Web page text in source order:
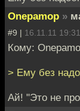
Onepamop »
#9 | 16.11.11 19:31
Кому:
> Ему без
Ай! "Это не